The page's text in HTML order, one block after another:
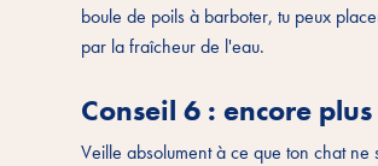
boule de poils à barboter, tu peux
par la fraîcheur de l'eau.
Conseil 6 : encore
Veille absolument à ce que ton chat